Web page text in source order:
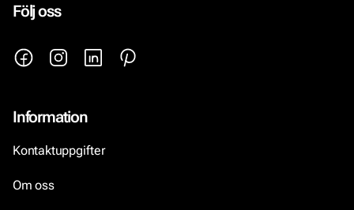
Följ oss
Information
Kontaktuppgifter
Om oss